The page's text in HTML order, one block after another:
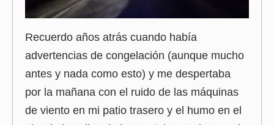
Recuerdo años atrás cuando había
advertencias de congelación (aunque mucho
antes y nada como esto) y me despertaba
por la mañana con el ruido de las máquinas
de viento en mi patio trasero y el humo en el